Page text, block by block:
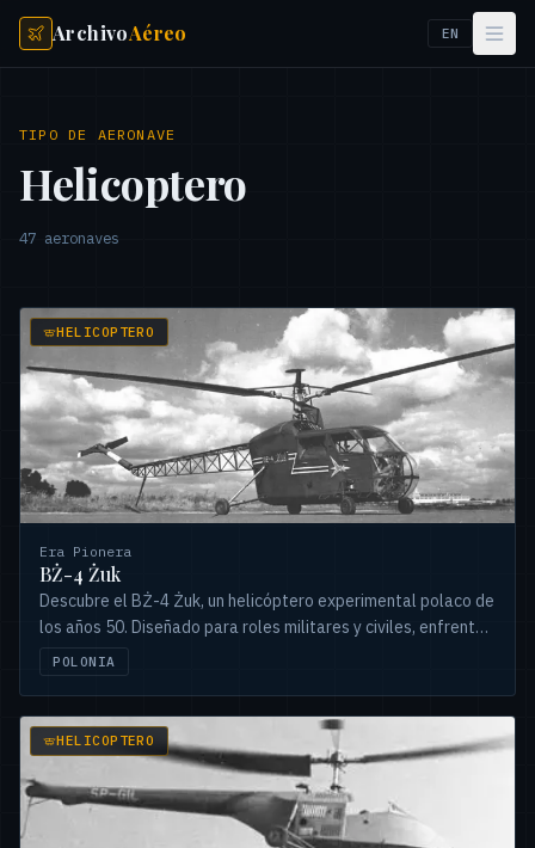
ArchivoAéreo EN
TIPO DE AERONAVE
Helicoptero
47 aeronaves
HELICOPTERO
Era Pionera
BŻ-4 Żuk
Descubre el BŻ-4 Żuk, un helicóptero experimental polaco de
los años 50. Diseñado para roles militares y civiles, enfrentó
desafíos clave en la aviación polaca.
POLONIA
HELICOPTERO